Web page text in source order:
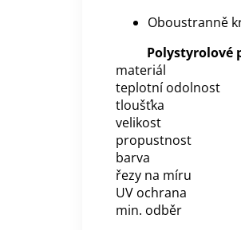
Oboustranně
Polystyrolové
materiál
teplotní odolnost
tloušťka
velikost
propustnost
barva
řezy na míru
UV ochrana
min. odběr